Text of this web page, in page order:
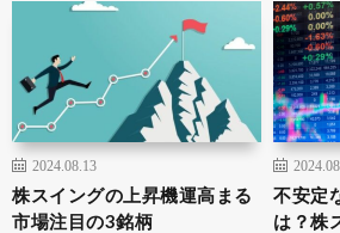
2024.08.13
株スイングの上昇機運高まる
市場注目の3銘柄
不安定
は？株